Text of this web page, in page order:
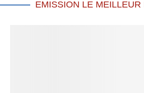
EMISSION LE MEILLEUR